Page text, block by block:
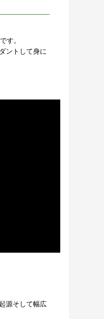
す。
ントして身に
源そして幅広